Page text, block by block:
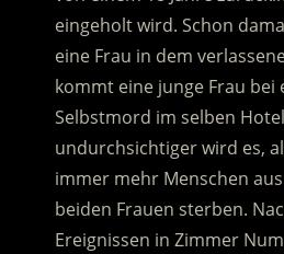
eingeholt wird. Schon
eine Frau in dem
kommt eine junge Frau bei
Selbstmord im selben
undurchsichtiger wird es,
immer mehr Menschen
beiden Frauen sterben.
Ereignissen in Zimmer